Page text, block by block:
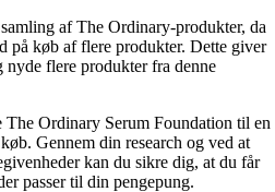
af The Ordinary-produkter, da
på køb af flere produkter. Dette giver
flere produkter fra denne
The Ordinary Serum Foundation til en
Gennem din research og ved at
kan du sikre dig, at du får
passer til din pengepung.